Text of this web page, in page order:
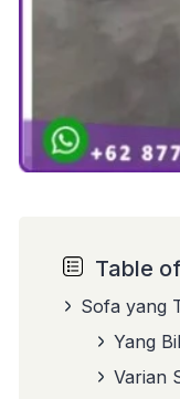
Table
Sofa yang
Yang
Varian